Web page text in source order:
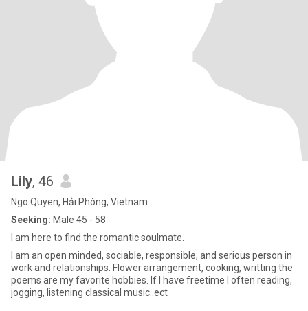
Lily, 46
Ngo Quyen, Hải Phòng, Vietnam
Seeking: Male 45 - 58
I am here to find the romantic soulmate.
I am an open minded, sociable, responsible, and serious person in
work and relationships. Flower arrangement, cooking, writting the
poems are my favorite hobbies. If I have freetime I often reading,
jogging, listening classical music..ect